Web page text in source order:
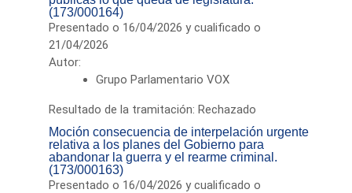
(173/000164)
Presentado o 16/04/2026 y cualificado o
21/04/2026
Autor:
Grupo Parlamentario VOX
Resultado de la tramitación: Rechazado
Moción consecuencia de interpelación urgente
relativa a los planes del Gobierno para
abandonar la guerra y el rearme criminal.
(173/000163)
Presentado o 16/04/2026 y cualificado o